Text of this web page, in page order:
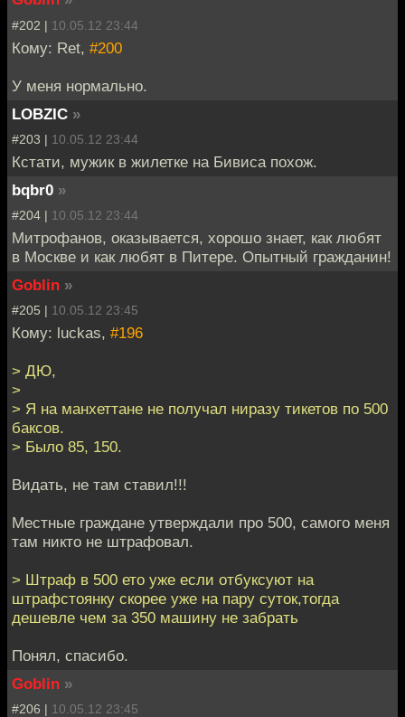
#202 | 10.05.12 23:44
Кому: Ret, #200
У меня нормально.
LOBZIC »
#203 | 10.05.12 23:44
Кстати, мужик в жилетке на Бивиса похож.
bqbr0 »
#204 | 10.05.12 23:44
Митрофанов, оказывается, хорошо знает, как любят
в Москве и как любят в Питере. Опытный гражданин!
Goblin »
#205 | 10.05.12 23:45
Кому: luckas, #196
> ДЮ,
>
> Я на манхеттане не получал ниразу тикетов по 500
баксов.
> Было 85, 150.
Видать, не там ставил!!!
Местные граждане утверждали про 500, самого меня
там никто не штрафовал.
> Штраф в 500 ето уже если отбуксуют на
штрафстоянку скорее уже на пару суток,тогда
дешевле чем за 350 машину не забрать
Понял, спасибо.
Goblin »
#206 | 10.05.12 23:45